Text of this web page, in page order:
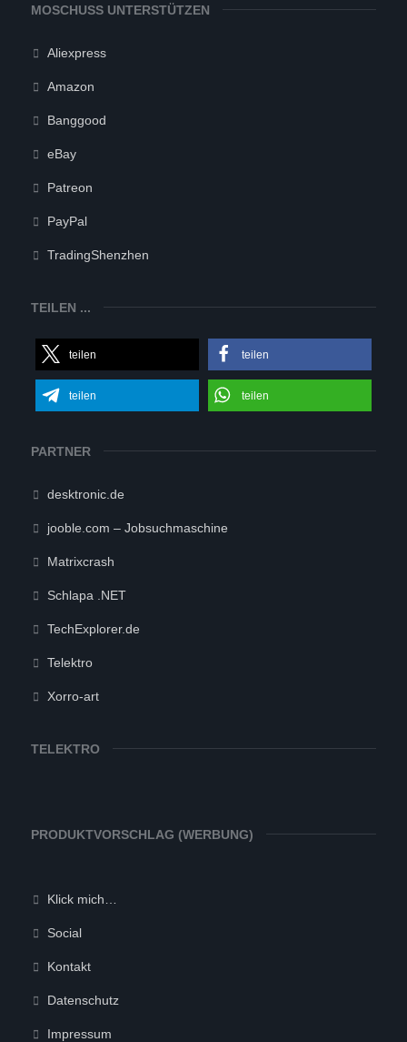
MOSCHUSS UNTERSTÜTZEN
Aliexpress
Amazon
Banggood
eBay
Patreon
PayPal
TradingShenzhen
TEILEN ...
teilen teilen
teilen teilen
PARTNER
desktronic.de
jooble.com – Jobsuchmaschine
Matrixcrash
Schlapa .NET
TechExplorer.de
Telektro
Xorro-art
TELEKTRO
PRODUKTVORSCHLAG (WERBUNG)
Klick mich…
Social
Kontakt
Datenschutz
Impressum